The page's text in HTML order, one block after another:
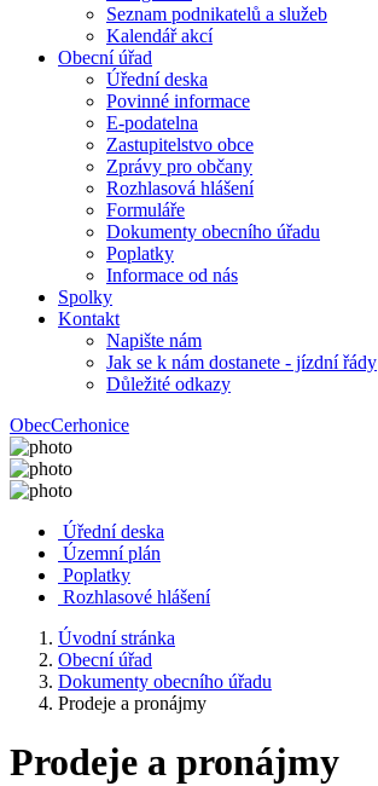
Seznam podnikatelů a služeb
Kalendář akcí
Obecní úřad
Úřední deska
Povinné informace
E-podatelna
Zastupitelstvo obce
Zprávy pro občany
Rozhlasová hlášení
Formuláře
Dokumenty obecního úřadu
Poplatky
Informace od nás
Spolky
Kontakt
Napište nám
Jak se k nám dostanete - jízdní řády
Důležité odkazy
ObecCerhonice
Úřední deska
Územní plán
Poplatky
Rozhlasové hlášení
Úvodní stránka
Obecní úřad
Dokumenty obecního úřadu
Prodeje a pronájmy
Prodeje a pronájmy